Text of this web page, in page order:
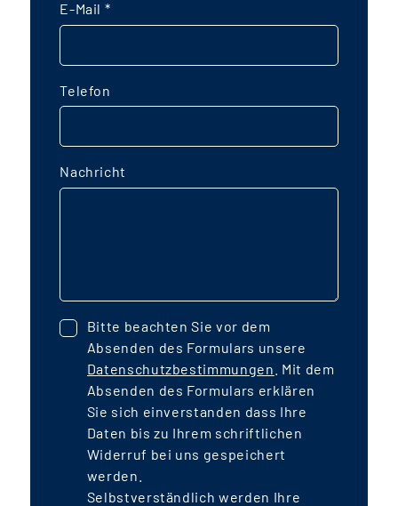
E-Mail *
Telefon
Nachricht
Bitte beachten Sie vor dem
Absenden des Formulars unsere
Datenschutzbestimmungen . Mit dem
Absenden des Formulars erklären
Sie sich einverstanden dass Ihre
Daten bis zu Ihrem schriftlichen
Widerruf bei uns gespeichert
werden.
Selbstverständlich werden Ihre